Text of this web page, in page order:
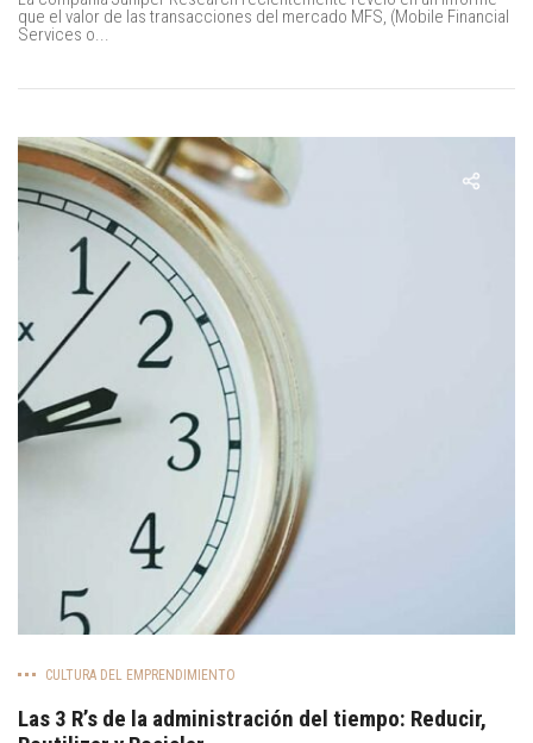
que el valor de las transacciones del mercado MFS, (Mobile Financial
Services o...
CULTURA DEL EMPRENDIMIENTO
Las 3 R’s de la administración del tiempo: Reducir,